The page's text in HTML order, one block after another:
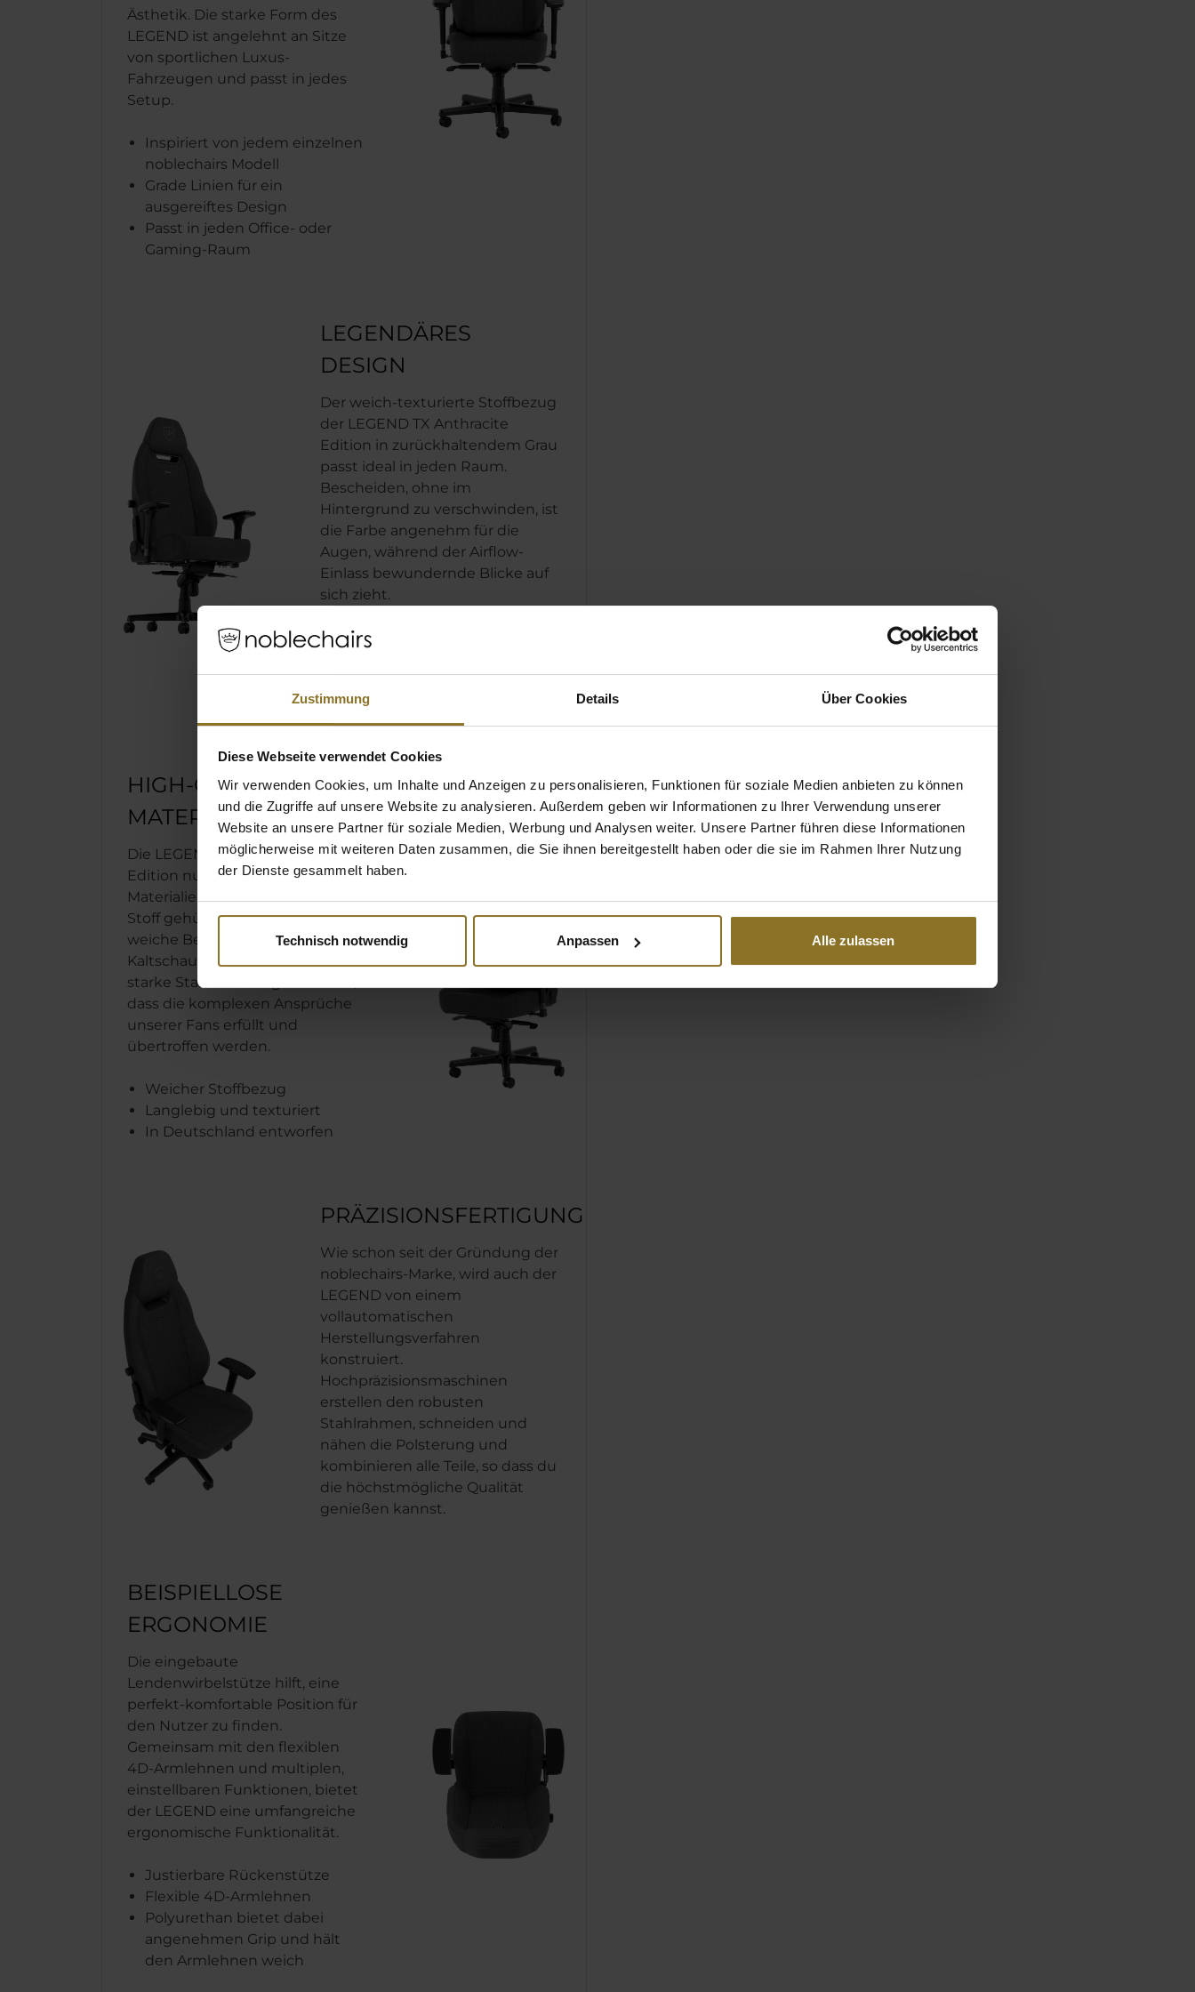
Zustimmung Details Über Cookies
Diese Webseite verwendet Cookies
Wir verwenden Cookies, um Inhalte und Anzeigen zu personalisieren, Funktionen für soziale Medien anbieten zu können
und die Zugriffe auf unsere Website zu analysieren. Außerdem geben wir Informationen zu Ihrer Verwendung unserer
Website an unsere Partner für soziale Medien, Werbung und Analysen weiter. Unsere Partner führen diese Informationen
möglicherweise mit weiteren Daten zusammen, die Sie ihnen bereitgestellt haben oder die sie im Rahmen Ihrer Nutzung
der Dienste gesammelt haben.
Technisch notwendig Anpassen Alle zulassen
Ästhetik. Die starke Form des
LEGEND ist angelehnt an Sitze
von sportlichen Luxus-
Fahrzeugen und passt in jedes
Setup.
Inspiriert von jedem einzelnen
noblechairs Modell
Grade Linien für ein
ausgereiftes Design
Passt in jeden Office- oder
Gaming-Raum
LEGENDÄRES
DESIGN
Der weich-texturierte Stoffbezug
der LEGEND TX Anthracite
Edition in zurückhaltendem Grau
passt ideal in jeden Raum.
Bescheiden, ohne im
Hintergrund zu verschwinden, ist
die Farbe angenehm für die
Augen, während der Airflow-
Einlass bewundernde Blicke auf
sich zieht.
Reiches Grau, akzentuiert von
Weich-texturierter Stoffbezug
Vergrößerte Rückenlehne
HIGH-QUALITY
MATERIALIEN
Die LEGEND TX Anthracite
Edition nutzt nur die besten
Materialien und ist in luxuriösem
Stoff gehüllt. Der robuste und
weiche Bezug, die komfortable
Kaltschaumpolsterung und der
starke Stahlrahmen garantieren,
dass die komplexen Ansprüche
unserer Fans erfüllt und
übertroffen werden.
Weicher Stoffbezug
Langlebig und texturiert
In Deutschland entworfen
PRÄZISIONSFERTIGUNG
Wie schon seit der Gründung der
noblechairs-Marke, wird auch der
LEGEND von einem
vollautomatischen
Herstellungsverfahren
konstruiert.
Hochpräzisionsmaschinen
erstellen den robusten
Stahlrahmen, schneiden und
nähen die Polsterung und
kombinieren alle Teile, so dass du
die höchstmögliche Qualität
genießen kannst.
BEISPIELLOSE
ERGONOMIE
Die eingebaute
Lendenwirbelstütze hilft, eine
perfekt-komfortable Position für
den Nutzer zu finden.
Gemeinsam mit den flexiblen
4D-Armlehnen und multiplen,
einstellbaren Funktionen, bietet
der LEGEND eine umfangreiche
ergonomische Funktionalität.
Justierbare Rückenstütze
Flexible 4D-Armlehnen
Polyurethan bietet dabei
angenehmen Grip und hält
den Armlehnen weich